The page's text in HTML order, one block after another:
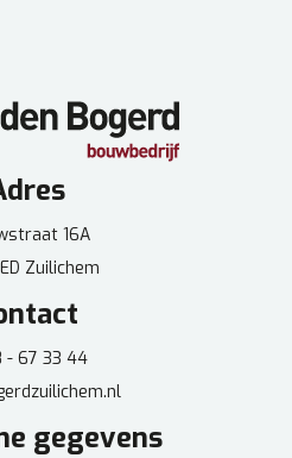
16A
Zuilichem
- 67 33 44
gegevens